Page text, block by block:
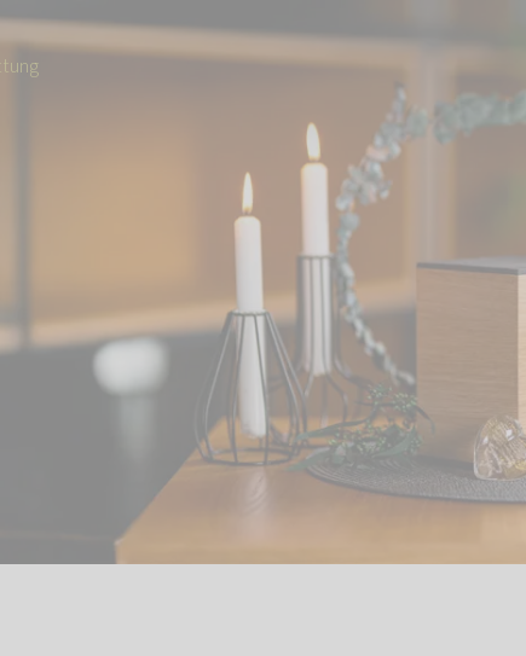
„ROSENGARTEN-Lieblingsstücke“: Unser neuer Produktkatalog